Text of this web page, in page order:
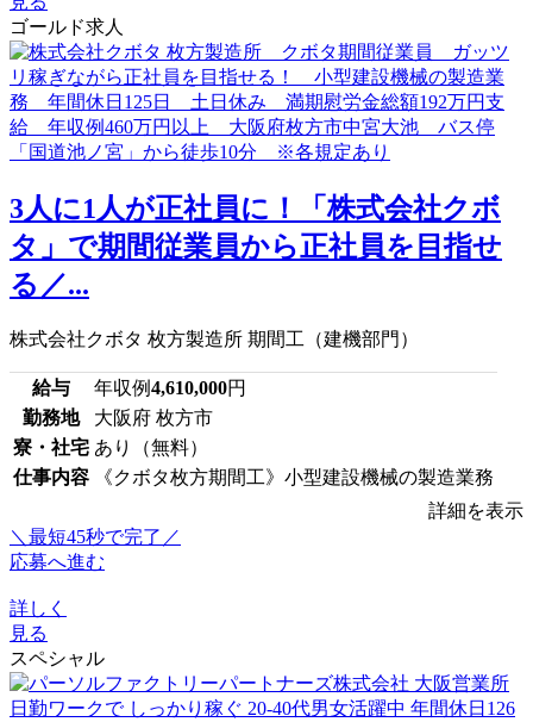
ゴールド求人
3人に1人が正社員に！「株式会社クボ
タ」で期間従業員から正社員を目指せ
る／...
株式会社クボタ 枚方製造所 期間工（建機部門）
給与 年収例4,610,000円
勤務地
大阪府 枚方市
寮・社宅 あり（無料）
仕事内容
《クボタ枚方期間工》小型建設機械の製造業務
詳細を表示
＼最短45秒で完了／
応募へ進む
詳しく
見る
スペシャル